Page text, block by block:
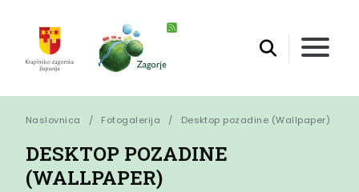
Naslovnica Fotogalerija Desktop pozadine (Wallpaper)
DESKTOP POZADINE
(WALLPAPER)